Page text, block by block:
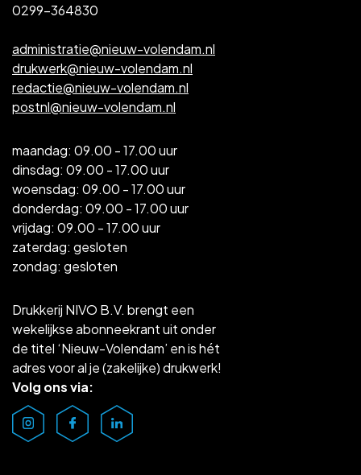
Drukkerij NIVO B.V. brengt een
wekelijkse abonneekrant uit onder
de titel ‘Nieuw-Volendam’ en is hét
adres voor al je (zakelijke) drukwerk!
Volg ons via:
0299-364830
administratie@nieuw-volendam.nl
drukwerk@nieuw-volendam.nl
redactie@nieuw-volendam.nl
postnl@nieuw-volendam.nl
maandag: 09.00 - 17.00 uur
dinsdag: 09.00 - 17.00 uur
woensdag: 09.00 - 17.00 uur
donderdag: 09.00 - 17.00 uur
vrijdag: 09.00 - 17.00 uur
zaterdag: gesloten
zondag: gesloten